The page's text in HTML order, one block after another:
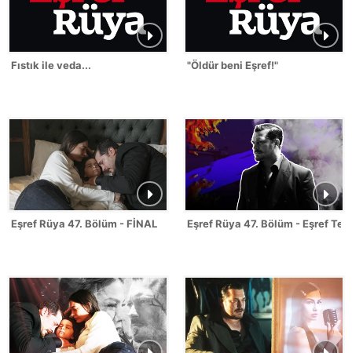
Fıstık ile veda... "Öldür beni Eşref!"
Eşref Rüya 47. Bölüm - FİNAL Eşref Rüya 47. Bölüm - Eşref